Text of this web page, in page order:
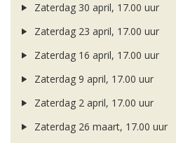
Zaterdag 30 april, 17.00 uur
Zaterdag 23 april, 17.00 uur
Zaterdag 16 april, 17.00 uur
Zaterdag 9 april, 17.00 uur
Zaterdag 2 april, 17.00 uur
Zaterdag 26 maart, 17.00 uur